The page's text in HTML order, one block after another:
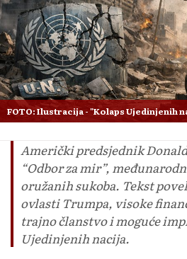
FOTO: Ilustracija - "Kolaps Ujedinjenih
Američki predsjednik
“Odbor za mir”,
oružanih sukoba. Tekst
ovlasti Trumpa, visoke
trajno članstvo i moguće
Ujedinjenih nacija.